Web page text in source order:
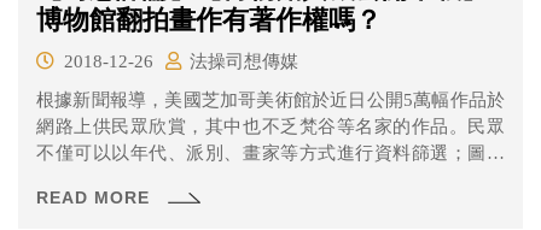
博物館翻拍畫作有著作權嗎？
2018-12-26
法操司想傳媒
根據新聞報導，美國芝加哥美術館於近日公開5萬幅作品於
網路上供民眾欣賞，其中也不乏梵谷等名家的作品。民眾
不僅可以以年代、派別、畫家等方式進行資料篩選；圖片
不僅可以放到臉書的個人專頁上，也可以用於商業利用。
READ MORE